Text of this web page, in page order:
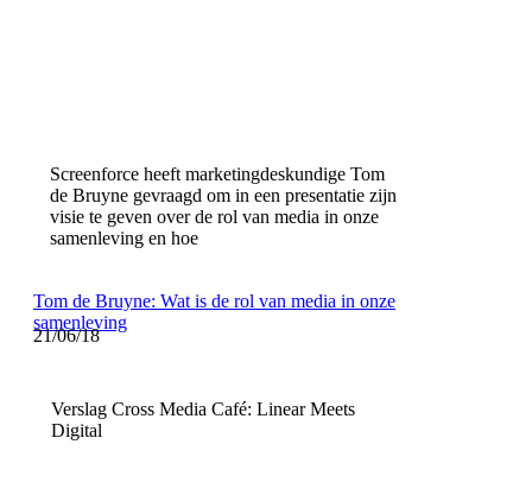
Screenforce heeft marketingdeskundige Tom
de Bruyne gevraagd om in een presentatie zijn
visie te geven over de rol van media in onze
samenleving en hoe
Tom de Bruyne: Wat is de rol van media in onze
samenleving
21/06/18
Verslag Cross Media Café: Linear Meets
Digital